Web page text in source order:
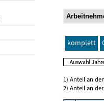
komplett
1) Anteil an
2) Anteil an